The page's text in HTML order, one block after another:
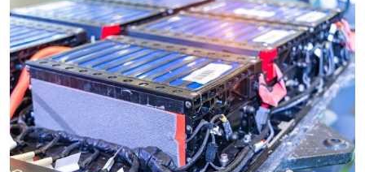
商業
科技
影片
名家榜
灼見活動